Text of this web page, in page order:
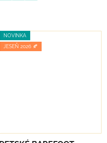
NOVINKA
JESEŇ 2026 🍂